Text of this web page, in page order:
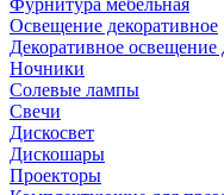
Фурнитура мебельная
Освещение декоративное
Декоративное освещение
Ночники
Солевые лампы
Свечи
Дискосвет
Дискошары
Проекторы